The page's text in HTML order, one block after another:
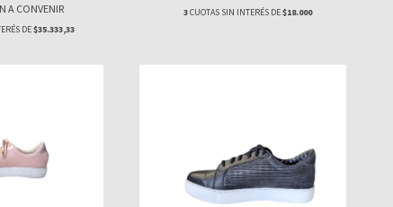
A CONVENIR
DE$35.333,33
3CUOTAS SIN INTERÉS DE$18.000